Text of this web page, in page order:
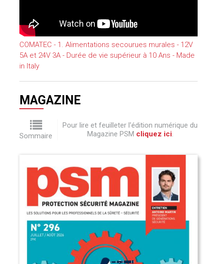
COMATEC - 1. Alimentations secourues murales - 12V
5A et 24V 3A - Durée de vie supérieur à 10 Ans - Made
in Italy
MAGAZINE
Sommaire
Pour lire et feuilleter l'édition numérique du
Magazine PSM cliquez ici.